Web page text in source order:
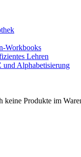
Workbooks
Lehren
und Alphabetisierung
keine Produkte im